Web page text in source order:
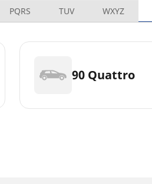
PQRS TUV WXYZ
90 Quattro